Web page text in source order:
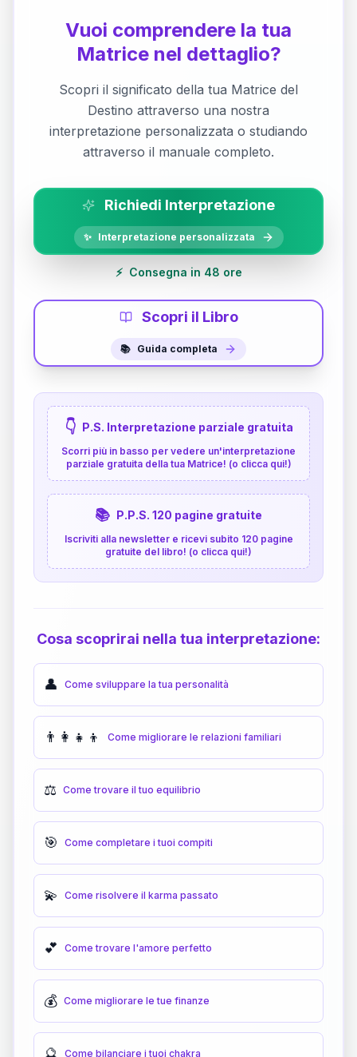
Vuoi comprendere la tua
Matrice nel dettaglio?
Scopri il significato della tua Matrice del
Destino attraverso una nostra
interpretazione personalizzata o studiando
attraverso il manuale completo.
Richiedi Interpretazione
✨ Interpretazione personalizzata
⚡ Consegna in 48 ore
Scopri il Libro
📚 Guida completa
👇 P.S. Interpretazione parziale gratuita
Scorri più in basso per vedere un'interpretazione
parziale gratuita della tua Matrice! (o clicca qui!)
📚 P.P.S. 120 pagine gratuite
Iscriviti alla newsletter e ricevi subito 120 pagine
gratuite del libro! (o clicca qui!)
Cosa scoprirai nella tua interpretazione:
👤 Come sviluppare la tua personalità
👨‍👩‍👧‍👦 Come migliorare le relazioni familiari
⚖️ Come trovare il tuo equilibrio
🎯 Come completare i tuoi compiti
💫 Come risolvere il karma passato
💕 Come trovare l'amore perfetto
💰 Come migliorare le tue finanze
🔮 Come bilanciare i tuoi chakra